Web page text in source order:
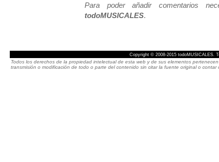
Para poder añadir comentarios
todoMUSICALES.
Copyright © 2008-2015 todoMUSICALES.
Todos los derechos de la propiedad intelectual de esta web y de sus elementos
transmisión o modificación de todo o parte del contenido sin citar la fuente original o